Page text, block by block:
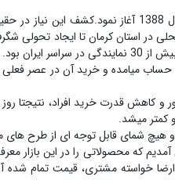
روبی آرت فعالیت خود را در پاسخ به نیاز واقعی
در استان کرمان تا ایجاد تحولی
بود.
میامده و خرید آن در عصر
و کاهش قدرت خرید افراد،
کمتر میشد.
و هیچ شمای قابل توجه ای از طرح
که محصولاتی را در این بازار
مشتری، قیمت تمام شده آن